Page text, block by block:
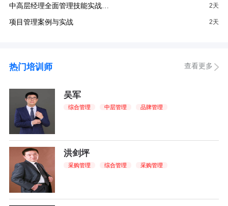
中高层经理全面管理技能实战… 2天
项目管理案例与实战 2天
热门培训师 查看更多
吴军
综合管理 中层管理 品牌管理
洪剑坪
采购管理 综合管理 采购管理